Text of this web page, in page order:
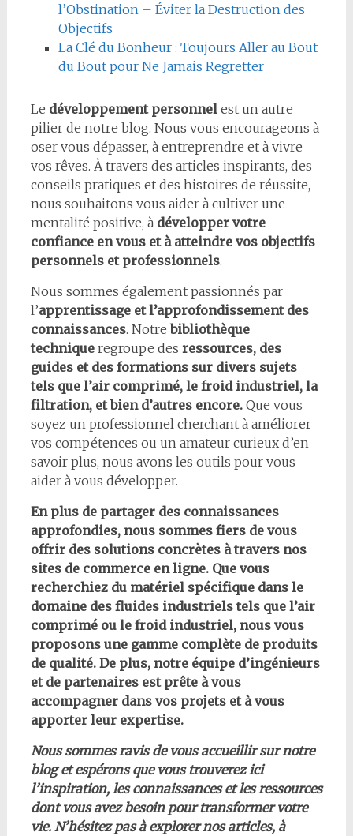
l’Obstination – Éviter la Destruction des
Objectifs
La Clé du Bonheur : Toujours Aller au Bout
du Bout pour Ne Jamais Regretter
Le développement personnelest un autre
pilier de notre blog. Nous vous encourageons à
oser vous dépasser, à entreprendre et à vivre
vos rêves. À travers des articles inspirants, des
conseils pratiques et des histoires de réussite,
nous souhaitons vous aider à cultiver une
mentalité positive, à développer votre
confiance en vous et à atteindre vos objectifs
personnels et professionnels.
Nous sommes également passionnés par
l’apprentissage et l’approfondissement des
connaissances. Notrebibliothèque
techniqueregroupe des ressources, des
guides et des formations sur divers sujets
tels que l’air comprimé, le froid industriel, la
filtration, et bien d’autres encore.Que vous
soyez un professionnel cherchant à améliorer
vos compétences ou un amateur curieux d’en
savoir plus, nous avons les outils pour vous
aider à vous développer.
En plus de partager des connaissances
approfondies, nous sommes fiers de vous
offrir des solutions concrètes à travers nos
sites de commerce en ligne. Que vous
recherchiez du matériel spécifique dans le
domaine des fluides industriels tels que l’air
comprimé ou le froid industriel, nous vous
proposons une gamme complète de produits
de qualité. De plus, notre équipe d’ingénieurs
et de partenaires est prête à vous
accompagner dans vos projets et à vous
apporter leur expertise.
Nous sommes ravis de vous accueillir sur notre
blog et espérons que vous trouverez ici
l’inspiration, les connaissances et les ressources
dont vous avez besoin pour transformer votre
vie. N’hésitez pas à explorer nos articles, à